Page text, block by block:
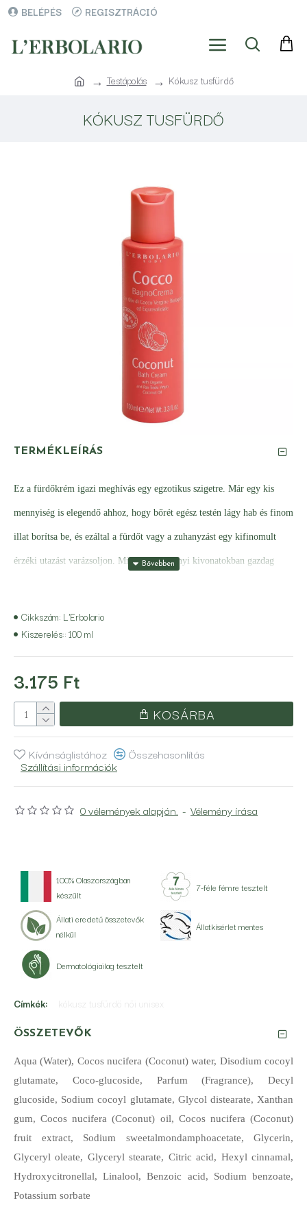
BELÉPÉS REGISZTRÁCIÓ
Testápolás Kókusz tusfürdő
KÓKUSZ TUSFÜRDŐ
TERMÉKLEÍRÁS
Ez a fürdőkrém igazi meghívás egy egzotikus szigetre. Már egy kis
mennyiség is elegendő ahhoz, hogy bőrét egész testén lágy hab és finom
illat borítsa be, és ezáltal a fürdőt vagy a zuhanyzást egy kifinomult
érzéki utazást varázsoljon. Mindezt a növényi kivonatokban gazdag
kókuszdió kivonat, amely intenzíven táplálja a bőrt.
0 vélemények alapján. - Vélemény írása
3.175 Ft
Cikkszám: L'Erbolario
Kiszerelés::100 ml
KOSÁRBA
Kívánságlistához Összehasonlítás
Szállítási információk
100% Olaszországban
készült
7-féle fémre tesztelt
Állati eredetű összetevők
nélkül
Állatkísérlet mentes
Dermatológiailag tesztelt
Címkék: kókusz tusfürdö nöi unisex
ÖSSZETEVŐK
Aqua (Water), Cocos nucifera (Coconut) water, Disodium cocoyl
glutamate, Coco-glucoside, Parfum (Fragrance), Decyl
glucoside, Sodium cocoyl glutamate, Glycol distearate, Xanthan
gum, Cocos nucifera (Coconut) oil, Cocos nucifera (Coconut)
fruit extract, Sodium sweetalmondamphoacetate, Glycerin,
Glyceryl oleate, Glyceryl stearate, Citric acid, Hexyl cinnamal,
Hydroxycitronellal, Linalool, Benzoic acid, Sodium benzoate,
Potassium sorbate